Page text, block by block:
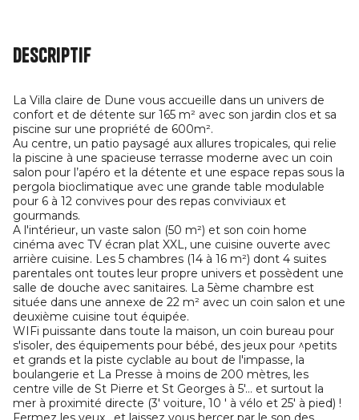
Descriptif
La Villa claire de Dune vous accueille dans un univers de
confort et de détente sur 165 m² avec son jardin clos et sa
piscine sur une propriété de 600m².
Au centre, un patio paysagé aux allures tropicales, qui relie
la piscine à une spacieuse terrasse moderne avec un coin
salon pour l’apéro et la détente et une espace repas sous la
pergola bioclimatique avec une grande table modulable
pour 6 à 12 convives pour des repas conviviaux et
gourmands.
A l'intérieur, un vaste salon (50 m²) et son coin home
cinéma avec TV écran plat XXL, une cuisine ouverte avec
arrière cuisine. Les 5 chambres (14 à 16 m²) dont 4 suites
parentales ont toutes leur propre univers et possèdent une
salle de douche avec sanitaires. La 5ème chambre est
située dans une annexe de 22 m² avec un coin salon et une
deuxième cuisine tout équipée.
WIFi puissante dans toute la maison, un coin bureau pour
s'isoler, des équipements pour bébé, des jeux pour ^petits
et grands et la piste cyclable au bout de l'impasse, la
boulangerie et La Presse à moins de 200 mètres, les
centre ville de St Pierre et St Georges à 5'… et surtout la
mer à proximité directe (3' voiture, 10 ' à vélo et 25' à pied) !